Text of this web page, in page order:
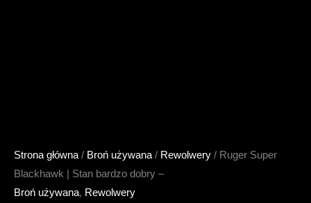
Strona główna/ Broń używana/ Rewolwery / Ruger Super
Blackhawk | Stan bardzo dobry –
Broń używana, Rewolwery